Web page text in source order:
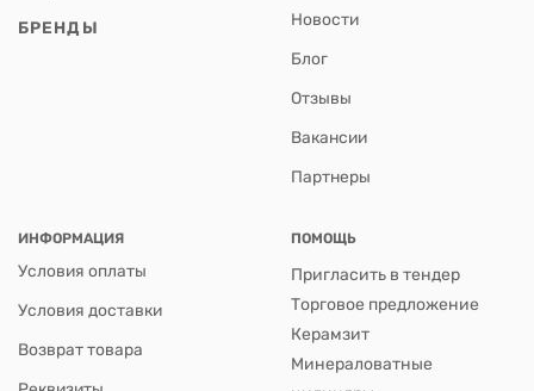
БРЕНДЫ Новости
Блог
Отзывы
Вакансии
Партнеры
ИНФОРМАЦИЯ
Условия оплаты
Условия доставки
Возврат товара
ПОМОЩЬ
Пригласить в тендер
Торговое предложение
Керамзит
Минераловатные